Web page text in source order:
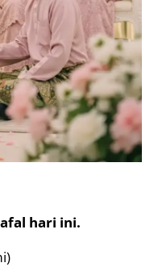
hari ini.